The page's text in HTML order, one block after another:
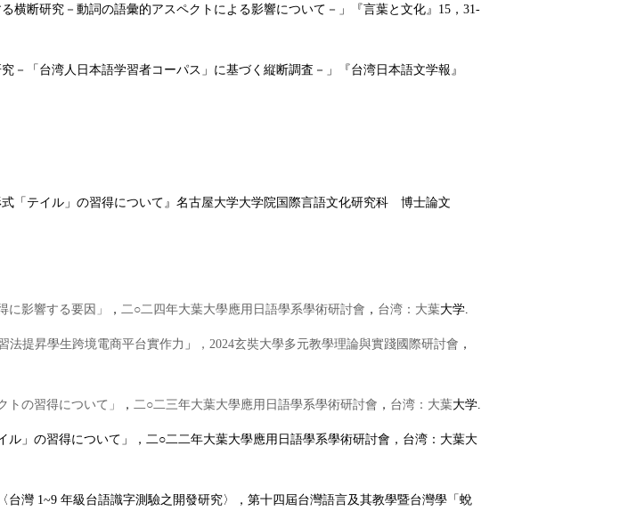
横断研究 － 動詞の語彙的アスペクトによる影響について － 」『言葉と文化』15，31-
－ 「台湾人日本語学習者コーパス」に基づく縦断調査 － 」『台湾日本語文学報』
「テイル」の習得について』名古屋大学大学院国際言語文化研究科 博士論文
に影響する要因」 ， 二○二 四年大葉大學應用日語學系學術研討會 ， 台湾：大葉大学
法提昇學生跨境電商平台實作力 」 ， 2024玄奘大學多元教學理論與實踐國際研討會 ，
トの習得について」 ， 二○二三年大葉大學應用日語學系學術研討會 ， 台湾：大葉大学
ル」の習得について」，二○二二年大葉大學應用日語學系學術研討會，台湾：大葉大
台灣 1~9 年級台語識字測驗之開發研究〉，第十四屆台灣語言及其教學暨台灣學「蛻